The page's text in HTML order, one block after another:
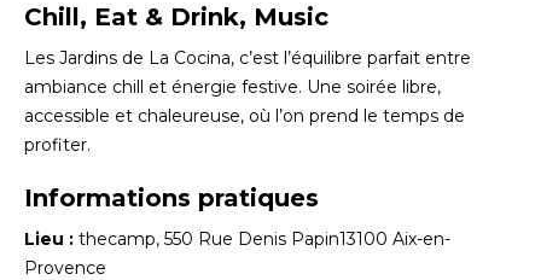
Chill, Eat & Drink, Music
Les Jardins de La Cocina, c’est l’équilibre parfait entre
ambiance chill et énergie festive. Une soirée libre,
accessible et chaleureuse, où l’on prend le temps de
profiter.
Informations pratiques
Lieu : thecamp, 550 Rue Denis Papin13100 Aix-en-
Provence